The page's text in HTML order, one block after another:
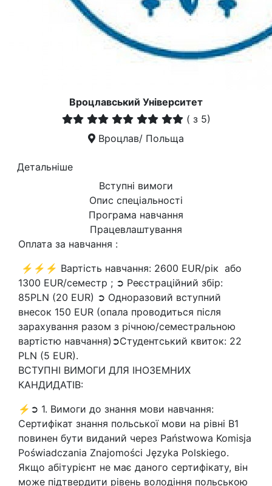
Вроцлавський Університет
( з 5)
Вроцлав/ Польща
Детальніше
Вступні вимоги
Опис спеціальності
Програма навчання
Працевлаштування
Оплата за навчання :
⚡⚡⚡ Вартість навчання: 2600 EUR/рік або
1300 EUR/семестр ; ➲ Реєстраційний збір:
85PLN (20 EUR) ➲ Одноразовий вступний
внесок 150 EUR (опала проводиться після
зарахування разом з річною/семестральною
вартістю навчання)➲Студентський квиток: 22
PLN (5 EUR).
ВСТУПНІ ВИМОГИ ДЛЯ ІНОЗЕМНИХ
КАНДИДАТІВ:
⚡➲ 1. Вимоги до знання мови навчання:
Сертифікат знання польської мови на рівні В1
повинен бути виданий через Państwowa Komisja
Poświadczania Znajomości Języka Polskiego.
Якщо абітурієнт не має даного сертифікату, він
може підтвердити рівень володіння польською